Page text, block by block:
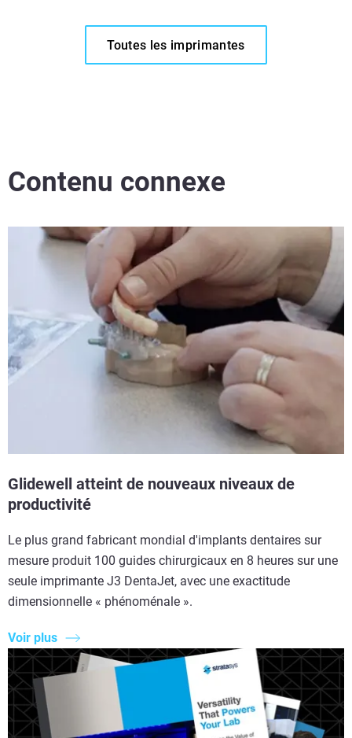
Toutes les imprimantes
Contenu connexe
Glidewell atteint de nouveaux niveaux de
productivité​
Le plus grand fabricant mondial d'implants dentaires sur
mesure produit 100 guides chirurgicaux en 8 heures sur une
seule imprimante J3 DentaJet, avec une exactitude
dimensionnelle « phénoménale ».
Voir plus